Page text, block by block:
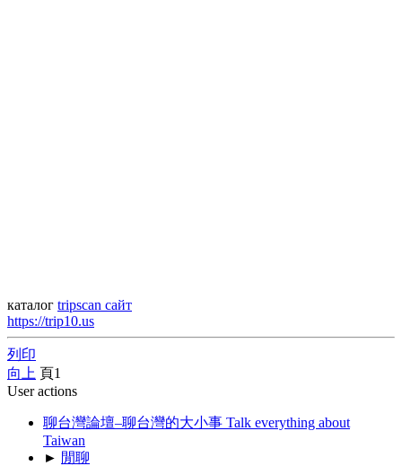
каталог tripscan сайт
https://trip10.us
列印
向上 頁1
User actions
聊台灣論壇–聊台灣的大小事 Talk everything about
Taiwan
► 閒聊